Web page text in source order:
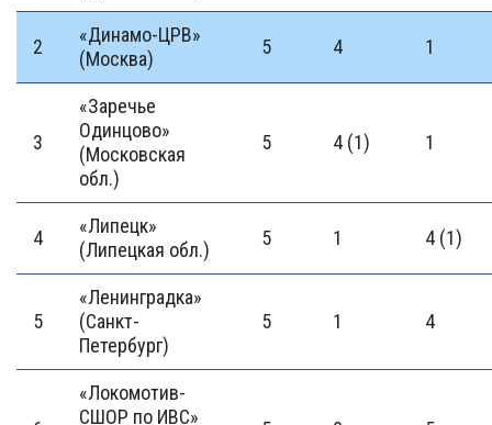
2
«Динамо-ЦРВ»
(Москва)
5 4 1
3
«Заречье
Одинцово»
(Московская
обл.)
5 4 (1) 1
4
«Липецк»
(Липецкая обл.)
5 1 4 (1)
5
«Ленинградка»
(Санкт-
Петербург)
5 1 4
«Локомотив-
СШОР по ИВС»